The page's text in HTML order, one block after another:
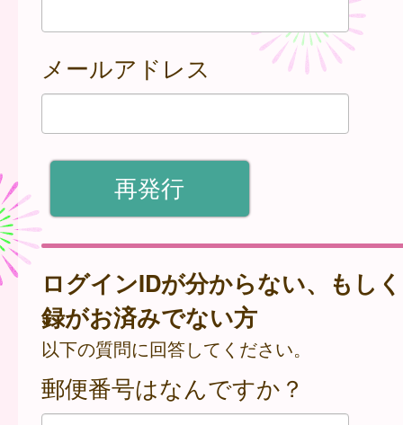
メールアドレス
ログインIDが分からない、もし
録がお済みでない方
以下の質問に回答してください。
郵便番号はなんですか？